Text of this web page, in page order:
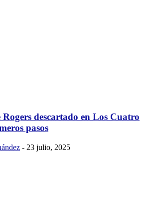
Rogers descartado en Los Cuatro
pasos
- 23 julio, 2025